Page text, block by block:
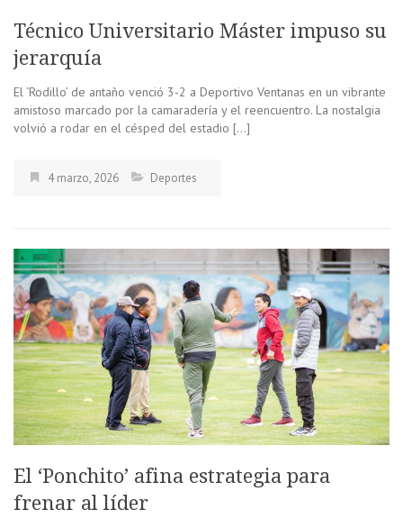
Técnico Universitario Máster impuso su
jerarquía
El ‘Rodillo’ de antaño venció 3-2 a Deportivo Ventanas en un vibrante
amistoso marcado por la camaradería y el reencuentro. La nostalgia
volvió a rodar en el césped del estadio […]
4 marzo, 2026 Deportes
El ‘Ponchito’ afina estrategia para
frenar al líder